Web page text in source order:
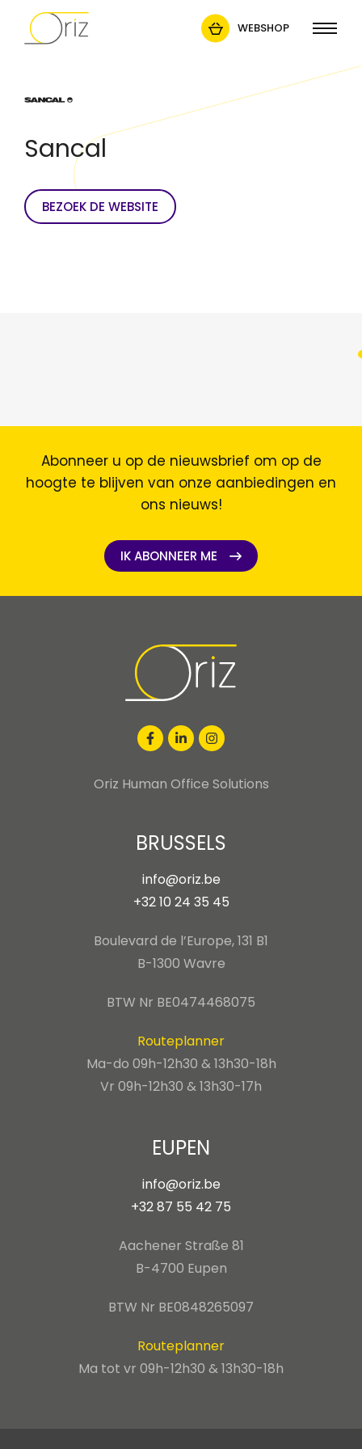
WEBSHOP
Sancal
BEZOEK DE WEBSITE
Abonneer u op de nieuwsbrief om op de
hoogte te blijven van onze aanbiedingen en
ons nieuws!
IK ABONNEER ME
Oriz Human Office Solutions
BRUSSELS
info@oriz.be
+32 10 24 35 45
Boulevard de l’Europe, 131 B1
B-1300 Wavre
BTW Nr BE0474468075
Routeplanner
Ma-do 09h-12h30 & 13h30-18h
Vr 09h-12h30 & 13h30-17h
EUPEN
info@oriz.be
+32 87 55 42 75
Aachener Straße 81
B-4700 Eupen
BTW Nr BE0848265097
Routeplanner
Ma tot vr 09h-12h30 & 13h30-18h